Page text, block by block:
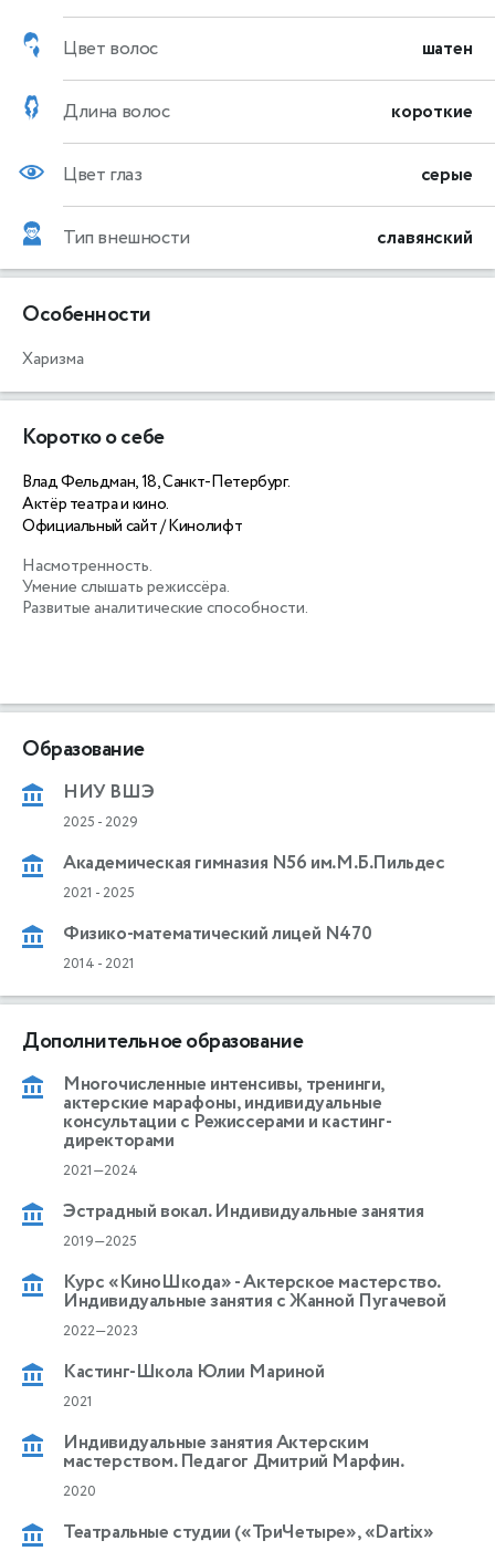
Цвет волос шатен
Длина волос короткие
Цвет глаз серые
Тип внешности славянский
Особенности
Харизма
Коротко о себе
Влад Фельдман, 18, Санкт-Петербург.
Актёр театра и кино.
Официальный сайт / Кинолифт
Насмотренность.
Умение слышать режиссёра.
Развитые аналитические способности.
Образование
НИУ ВШЭ
2025 - 2029
Академическая гимназия N56 им.М.Б.Пильдес
2021 - 2025
Физико-математический лицей N470
2014 - 2021
Дополнительное образование
Многочисленные интенсивы, тренинги,
актерские марафоны, индивидуальные
консультации с Режиссерами и кастинг-
директорами
2021—2024
Эстрадный вокал. Индивидуальные занятия
2019—2025
Курс «КиноШкода» - Актерское мастерство.
Индивидуальные занятия с Жанной Пугачевой
2022—2023
Кастинг-Школа Юлии Мариной
2021
Индивидуальные занятия Актерским
мастерством. Педагог Дмитрий Марфин.
2020
Театральные студии («ТриЧетыре», «Dartix»